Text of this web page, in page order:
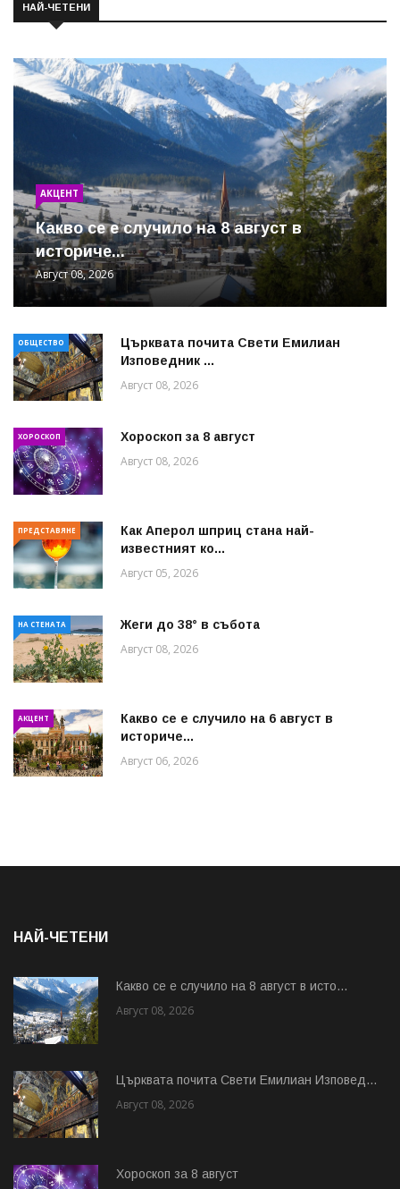
НАЙ-ЧЕТЕНИ
АКЦЕНТ
Какво се е случило на 8 август в
историче...
Август 08, 2026
ОБЩЕСТВО
Църквата почита Свeти Емилиан
Изповедник ...
Август 08, 2026
ХОРОСКОП Хороскоп за 8 август
Август 08, 2026
ПРЕДСТАВЯНЕ
Как Аперол шприц стана най-
известният ко...
Август 05, 2026
НА СТЕНАТА Жеги до 38° в събота
Август 08, 2026
АКЦЕНТ
Какво се е случило на 6 август в
историче...
Август 06, 2026
НАЙ-ЧЕТЕНИ
Какво се е случило на 8 август в исто...
Август 08, 2026
Църквата почита Свeти Емилиан Изповед...
Август 08, 2026
Хороскоп за 8 август